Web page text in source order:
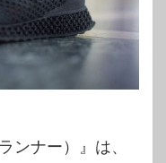
ンナー）』は、